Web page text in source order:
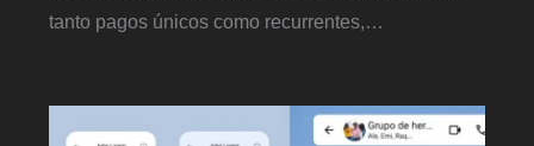
tanto pagos únicos como recurrentes,…